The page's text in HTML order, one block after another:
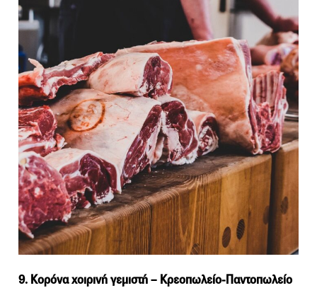
9. Κορόνα χοιρινή γεμιστή – Κρεοπωλείο-Παντοπωλείο